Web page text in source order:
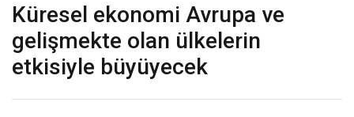
Küresel ekonomi Avrupa ve
gelişmekte olan ülkelerin
etkisiyle büyüyecek